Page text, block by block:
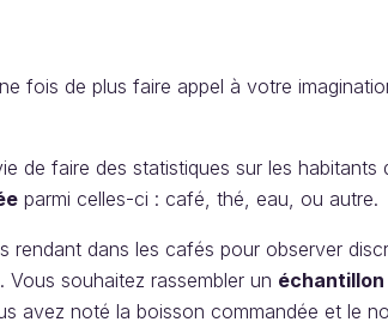
fois de plus faire appel à votre
de faire des statistiques sur les habitants
parmi celles-ci : café, thé, eau, ou autre.
dans les cafés pour observer
souhaitez rassembler un échantillon
avez noté la boisson commandée et le